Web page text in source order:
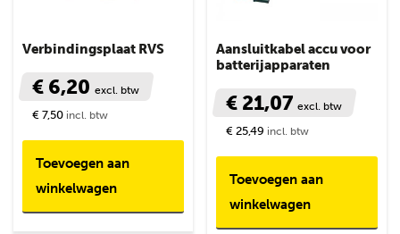
Verbindingsplaat RVS
€ 6,20 excl. btw
€ 7,50 incl. btw
Toevoegen aan
winkelwagen
Aansluitkabel accu voor
batterijapparaten
€ 21,07excl. btw
€ 25,49 incl. btw
Toevoegen aan
winkelwagen